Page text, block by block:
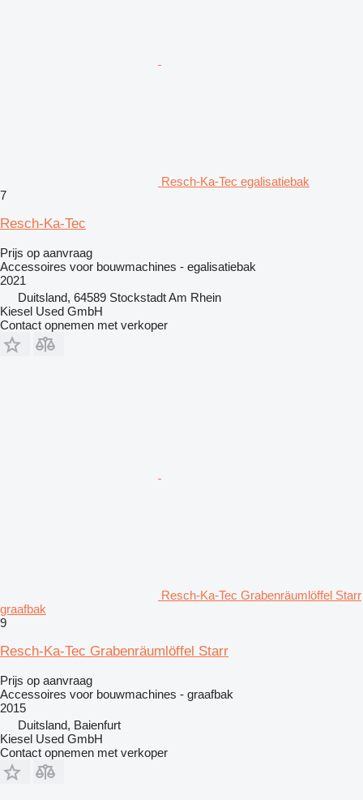
Resch-Ka-Tec egalisatiebak
7
Resch-Ka-Tec
Prijs op aanvraag
Accessoires voor bouwmachines - egalisatiebak
2021
Duitsland, 64589 Stockstadt Am Rhein
Kiesel Used GmbH
Contact opnemen met verkoper
Resch-Ka-Tec Grabenräumlöffel Starr
graafbak
9
Resch-Ka-Tec Grabenräumlöffel Starr
Prijs op aanvraag
Accessoires voor bouwmachines - graafbak
2015
Duitsland, Baienfurt
Kiesel Used GmbH
Contact opnemen met verkoper